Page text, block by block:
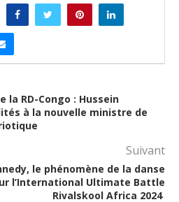
la RD-Congo : Hussein
à la nouvelle ministre de
Suivant
le phénomène de la danse
l’International Ultimate Battle
Rivalskool Africa 2024